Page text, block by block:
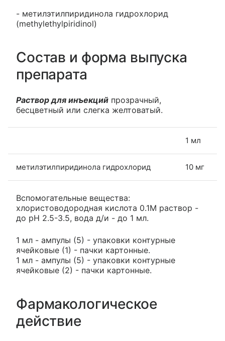
- метилэтилпиридинола гидрохлорид
(methylethylpiridinol)
Состав и форма выпуска
препарата
Раствор для инъекций прозрачный,
бесцветный или слегка желтоватый.
1 мл
метилэтилпиридинола гидрохлорид 10 мг
Вспомогательные вещества:
хлористоводородная кислота 0.1М раствор -
до pH 2.5-3.5, вода д/и - до 1 мл.
1 мл - ампулы (5) - упаковки контурные
ячейковые (1) - пачки картонные.
1 мл - ампулы (5) - упаковки контурные
ячейковые (2) - пачки картонные.
Фармакологическое
действие